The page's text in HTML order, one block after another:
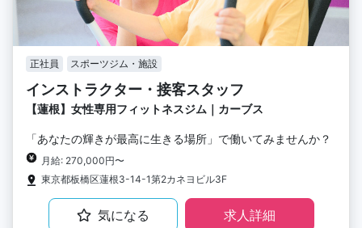
正社員 スポーツジム・施設
インストラクター・接客スタッフ
【蓮根】女性専用フィットネスジム｜カーブス
「あなたの輝きが最高に生きる場所」で働いてみませんか？
月給: 270,000円〜
東京都板橋区蓮根3-14-1第2カネヨビル3F
気になる 求人詳細